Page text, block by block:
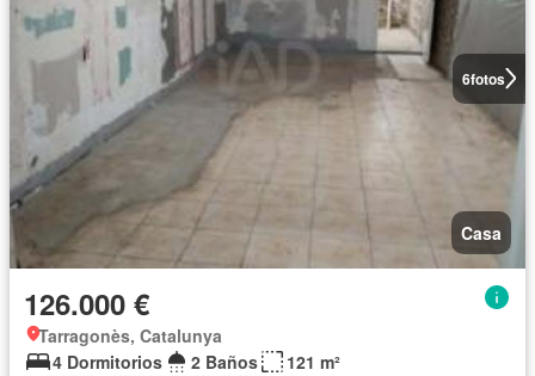
6fotos
Casa
126.000 €
Tarragonès, Catalunya
4 Dormitorios
2 Baños
121 m²